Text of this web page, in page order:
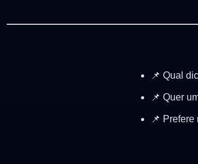
📌 Qual
📌 Quer
📌